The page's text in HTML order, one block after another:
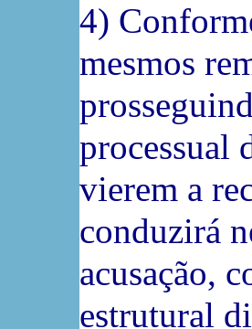
4)
mesmos
processual
vierem a
conduzirá
acusação,
estrutural